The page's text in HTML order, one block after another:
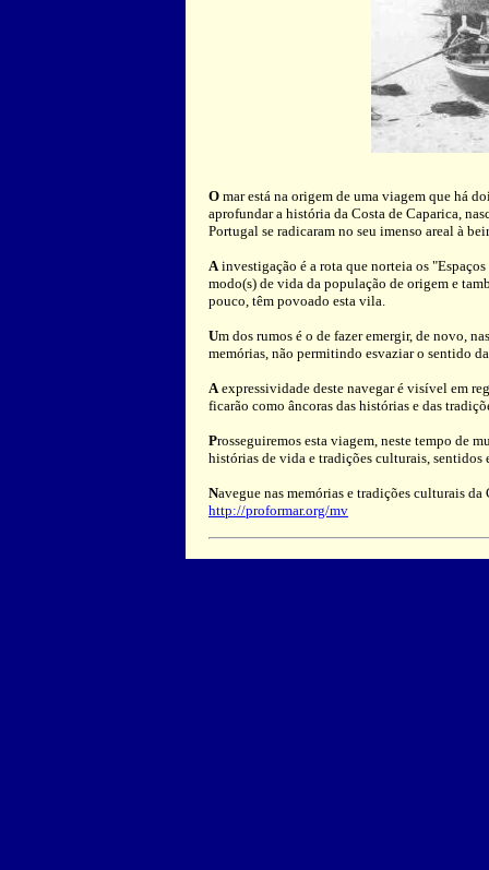
O mar está na origem de uma viagem que há
aprofundar a história da Costa de Caparica,
Portugal se radicaram no seu imenso areal à
Ainvestigação é a rota que norteia os
modo(s) de vida da população de origem e
pouco, têm povoado esta vila.
Um dos rumos é o de fazer emergir, de novo,
memórias, não permitindo esvaziar o sentido
Aexpressividade deste navegar é visível em
ficarão como âncoras das histórias e das
Prosseguiremos esta viagem, neste tempo de
histórias de vida e tradições culturais, sentidos
Navegue nas memórias e tradições culturais
http://proformar.org/mv